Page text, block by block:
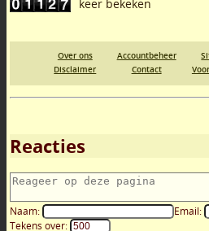
Over ons Accountbeheer
Disclaimer
Contact
Reacties
Naam:
Email:
Tekens over: